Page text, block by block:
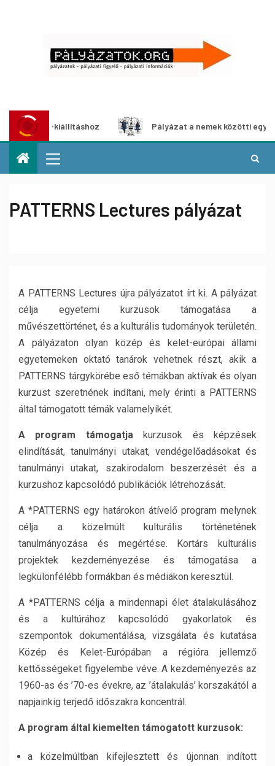
kiállításhoz Pályázat a nemek közötti egyenlőség
PATTERNS Lectures pályázat
A PATTERNS Lectures újra pályázatot írt ki. A pályázat
célja egyetemi kurzusok támogatása a
művészettörténet, és a kulturális tudományok területén.
A pályázaton olyan közép és kelet-európai állami
egyetemeken oktató tanárok vehetnek részt, akik a
PATTERNS tárgykörébe eső témákban aktívak és olyan
kurzust szeretnének indítani, mely érinti a PATTERNS
által támogatott témák valamelyikét.
A program támogatjakurzusok és képzések
elindítását, tanulmányi utakat, vendégelőadásokat és
tanulmányi utakat, szakirodalom beszerzését és a
kurzushoz kapcsolódó publikációk létrehozását.
A *PATTERNS egy határokon átívelő program melynek
célja a közelmúlt kulturális történetének
tanulmányozása és megértése. Kortárs kulturális
projektek kezdeményezése és támogatása a
legkülönfélébb formákban és médiákon keresztül.
A *PATTERNS célja a mindennapi élet átalakulásához
és a kultúrához kapcsolódó gyakorlatok és
szempontok dokumentálása, vizsgálata és kutatása
Közép és Kelet-Európában a régióra jellemző
kettősségeket figyelembe véve. A kezdeményezés az
1960-as és ’70-es évekre, az ’átalakulás’ korszakától a
napjainkig terjedő időszakra koncentrál.
A program által kiemelten támogatott kurzusok:
a közelmúltban kifejlesztett és újonnan indított